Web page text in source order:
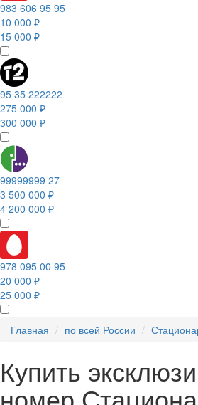
983 606 95 95
10 000 ₽
15 000 ₽
95 35 222222
275 000 ₽
300 000 ₽
99999999 27
3 500 000 ₽
4 200 000 ₽
978 095 00 95
20 000 ₽
25 000 ₽
Главная по всей России
Купить